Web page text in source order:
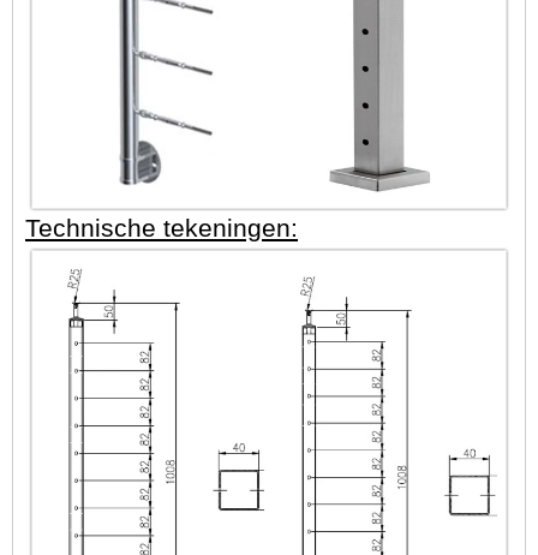
Technische tekeningen: